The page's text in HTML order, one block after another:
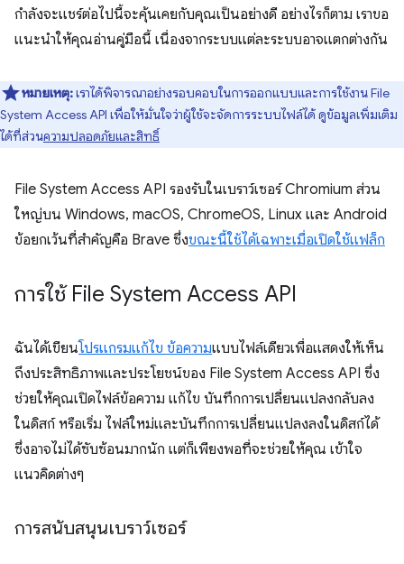
กำลังจะแชร์ต่อไปนี้จะคุ้นเคยกับคุณเป็นอย่างดี อย่างไรก็ตาม เราขอ
แนะนำให้คุณอ่านคู่มือนี้ เนื่องจากระบบแต่ละระบบอาจแตกต่างกัน
หมายเหตุ:เราได้พิจารณาอย่างรอบคอบในการออกแบบและการใช้งาน File
System Access API เพื่อให้มั่นใจว่าผู้ใช้จะจัดการระบบไฟล์ได้ ดูข้อมูลเพิ่มเติม
ได้ที่ส่วนความปลอดภัยและสิทธิ์
File System Access API รองรับในเบราว์เซอร์ Chromium ส่วน
ใหญ่บน Windows, macOS, ChromeOS, Linux และ Android
ข้อยกเว้นที่สำคัญคือ Brave ซึ่งขณะนี้ใช้ได้เฉพาะเมื่อเปิดใช้แฟล็ก
การใช้ File System Access API
ฉันได้เขียนโปรแกรมแก้ไข ข้อความแบบไฟล์เดียวเพื่อแสดงให้เห็น
ถึงประสิทธิภาพและประโยชน์ของ File System Access API ซึ่ง
ช่วยให้คุณเปิดไฟล์ข้อความ แก้ไข บันทึกการเปลี่ยนแปลงกลับลง
ในดิสก์ หรือเริ่ม ไฟล์ใหม่และบันทึกการเปลี่ยนแปลงลงในดิสก์ได้
ซึ่งอาจไม่ได้ซับซ้อนมากนัก แต่ก็เพียงพอที่จะช่วยให้คุณ เข้าใจ
แนวคิดต่างๆ
การสนับสนุนเบราว์เซอร์